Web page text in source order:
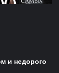
и недорого